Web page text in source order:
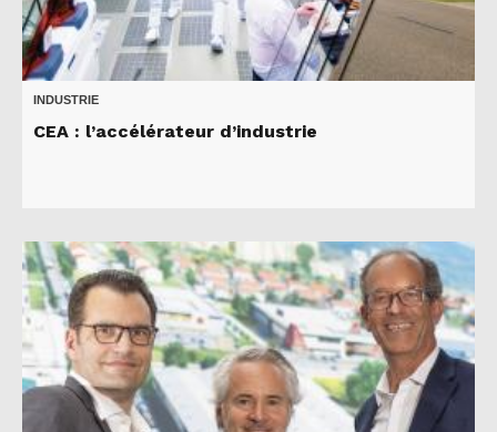
INDUSTRIE
CEA : l’accélérateur d’industrie